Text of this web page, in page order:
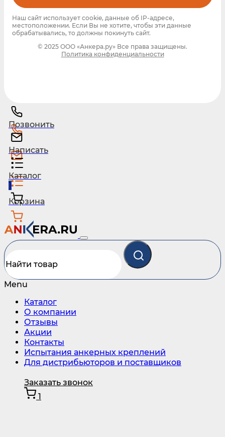
Наш сайт использует cookie, данные об IP-адресе,
местоположении. Если Вы не хотите, чтобы эти данные
обрабатывались, то должны покинуть сайт.
© 2025 ООО «Анкера.ру» Все права защищены.
Политика конфиденциальности
Позвонить
Написать
Каталог
1
Корзина
Menu
Каталог
О компании
Отзывы
Акции
Контакты
Испытания анкерных креплений
Для дистрибьюторов и поставщиков
Заказать звонок
1